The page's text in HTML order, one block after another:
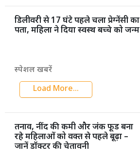
डिलीवरी से 17 घंटे पहले चला प्रेग्नेंसी का
पता, महिला ने दिया स्वस्थ बच्चे को जन्म
स्पेशल खबरें
Load More...
तनाव, नींद की कमी और जंक फूड बना
रहे महिलाओं को वक्त से पहले बूढ़ा –
जानें डॉक्टर की चेतावनी